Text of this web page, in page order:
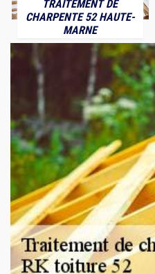
TRAITEMENT DE
CHARPENTE 52 HAUTE-
MARNE